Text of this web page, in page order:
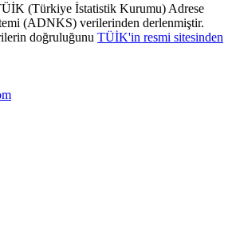
(Türkiye İstatistik Kurumu) Adrese
(ADNKS) verilerinden derlenmiştir.
doğruluğunu TÜİK'in resmi sitesinden